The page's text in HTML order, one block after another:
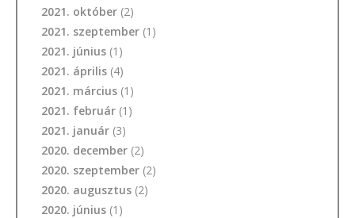
2021. október (2)
2021. szeptember (1)
2021. június (1)
2021. április (4)
2021. március (1)
2021. február (1)
2021. január (3)
2020. december (2)
2020. szeptember (2)
2020. augusztus (2)
2020. június (1)